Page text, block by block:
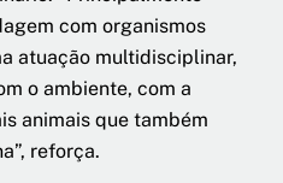
com organismos
atuação multidisciplinar,
o ambiente, com a
animais que também
reforça.